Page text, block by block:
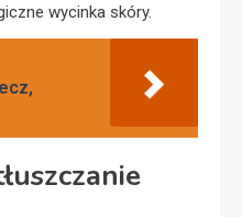
wycinka skóry.